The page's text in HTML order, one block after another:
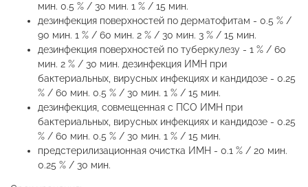
мин. 0.5 % / 30 мин. 1 % / 15 мин.
дезинфекция поверхностей по дерматофитам - 0.5 % /
90 мин. 1 % / 60 мин. 2 % / 30 мин. 3 % / 15 мин.
дезинфекция поверхностей по туберкулезу - 1 % / 60
мин. 2 % / 30 мин. дезинфекция ИМН при
бактериальных, вирусных инфекциях и кандидозе - 0.25
% / 60 мин. 0.5 % / 30 мин. 1 % / 15 мин.
дезинфекция, совмещенная с ПСО ИМН при
бактериальных, вирусных инфекциях и кандидозе - 0.25
% / 60 мин. 0.5 % / 30 мин. 1 % / 15 мин.
предстерилизационная очистка ИМН - 0.1 % / 20 мин.
0.25 % / 30 мин.